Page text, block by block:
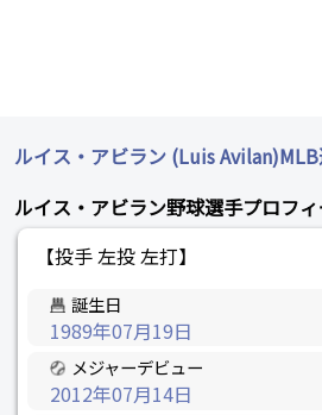
ルイス・アビラン (Luis
ルイス・アビラン野球選手プロフ
【投手 左投 左打】
誕生日
1989年07月19日
メジャーデビュー
2012年07月14日